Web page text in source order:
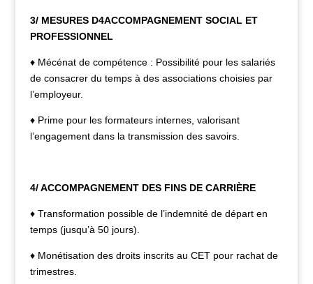
3/ MESURES D4ACCOMPAGNEMENT SOCIAL ET
PROFESSIONNEL
♦ Mécénat de compétence : Possibilité pour les salariés
de consacrer du temps à des associations choisies par
l’employeur.
♦ Prime pour les formateurs internes, valorisant
l’engagement dans la transmission des savoirs.
4/ ACCOMPAGNEMENT DES FINS DE CARRIÈRE
♦ Transformation possible de l’indemnité de départ en
temps (jusqu’à 50 jours).
♦ Monétisation des droits inscrits au CET pour rachat de
trimestres.